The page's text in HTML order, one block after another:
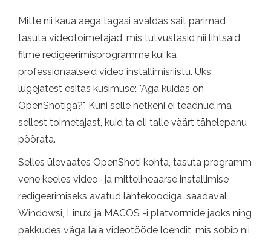
Mitte nii kaua aega tagasi avaldas sait parimad
tasuta videotoimetajad, mis tutvustasid nii lihtsaid
filme redigeerimisprogramme kui ka
professionaalseid video installimisriistu. Üks
lugejatest esitas küsimuse: "Aga kuidas on
OpenShotiga?". Kuni selle hetkeni ei teadnud ma
sellest toimetajast, kuid ta oli talle väärt tähelepanu
pöörata.
Selles ülevaates OpenShoti kohta, tasuta programm
vene keeles video- ja mittelineaarse installimise
redigeerimiseks avatud lähtekoodiga, saadaval
Windowsi, Linuxi ja MACOS -i platvormide jaoks ning
pakkudes väga laia videotööde loendit, mis sobib nii